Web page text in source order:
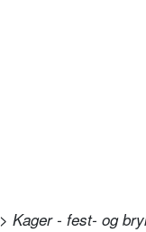
> Kager - fest- og